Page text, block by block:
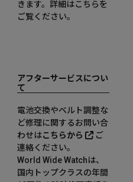
きます。詳細はこちらを
ご覧ください。
アフターサービスについ
て
電池交換やベルト調整な
ど修理に関するお問い合
わせはこちらから
ご
連絡ください。
World Wide Watchは、
国内トップクラスの年間